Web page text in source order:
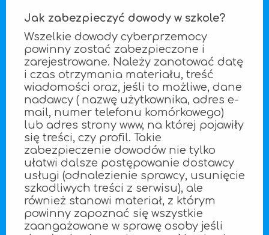
Jak zabezpieczyć dowody w szkole?
Wszelkie dowody cyberprzemocy
powinny zostać zabezpieczone i
zarejestrowane. Należy zanotować datę
i czas otrzymania materiału, treść
wiadomości oraz, jeśli to możliwe, dane
nadawcy ( nazwę użytkownika, adres e-
mail, numer telefonu komórkowego)
lub adres strony www, na której pojawiły
się treści, czy profil. Takie
zabezpieczenie dowodów nie tylko
ułatwi dalsze postępowanie dostawcy
usługi (odnalezienie sprawcy, usunięcie
szkodliwych treści z serwisu), ale
również stanowi materiał, z którym
powinny zapoznać się wszystkie
zaangażowane w sprawę osoby jeśli